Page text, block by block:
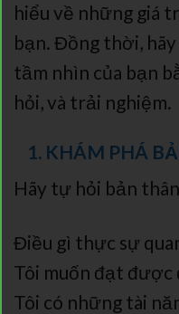
hiểu về những giá
bạn. Đồng thời,
tầm nhìn của bạn
hỏi, và trải nghiệm.
1. KHÁM PHÁ
Hãy tự hỏi bản
Điều gì thực sự
Tôi muốn đạt được
Tôi có những tài